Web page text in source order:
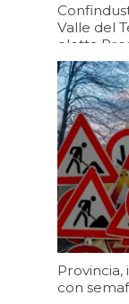
Valle del
eletta
06/08/2026
Provincia,
con